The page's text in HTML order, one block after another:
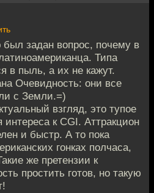
задан вопрос, почему в
Типа
в пыль, а их не кажут.
Очевидность: они все
с Земли.=)
взгляд, это тупое
интереса к CGI. Аттракцион
и быстр. А то пока
гонках полчаса,
же претензии к
простить готов, но такую